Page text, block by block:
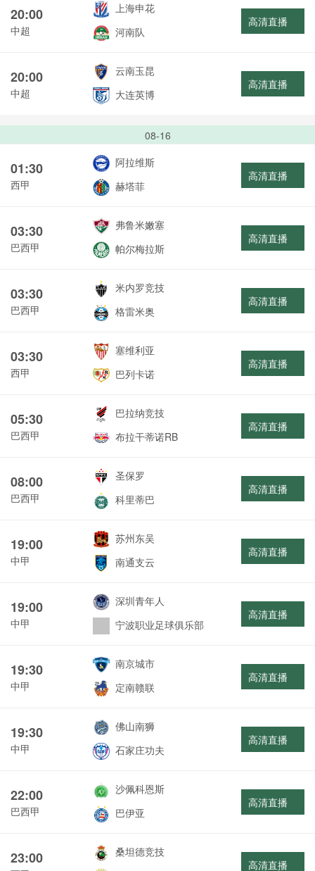
20:00
中超
上海申花
河南队
高清直播
20:00
中超
云南玉昆
大连英博
高清直播
08-16
01:30
西甲
阿拉维斯
赫塔菲
高清直播
03:30
巴西甲
弗鲁米嫩塞
帕尔梅拉斯
高清直播
03:30
巴西甲
米内罗竞技
格雷米奥
高清直播
03:30
西甲
塞维利亚
巴列卡诺
高清直播
05:30
巴西甲
巴拉纳竞技
布拉干蒂诺RB
高清直播
08:00
巴西甲
圣保罗
科里蒂巴
高清直播
19:00
中甲
苏州东吴
南通支云
高清直播
19:00
中甲
深圳青年人
宁波职业足球俱乐部
高清直播
19:30
中甲
南京城市
定南赣联
高清直播
19:30
中甲
佛山南狮
石家庄功夫
高清直播
22:00
巴西甲
沙佩科恩斯
巴伊亚
高清直播
23:00
桑坦德竞技
高清直播